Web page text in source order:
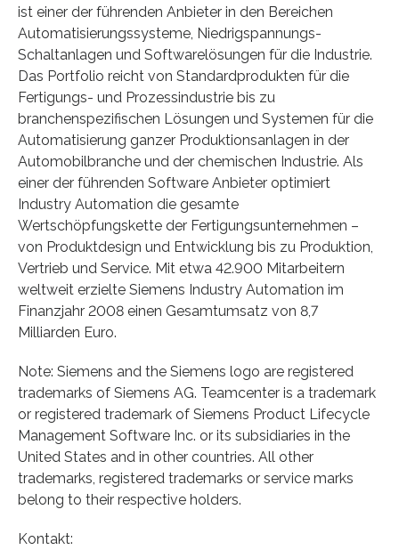
ist einer der führenden Anbieter in den Bereichen
Automatisierungssysteme, Niedrigspannungs-
Schaltanlagen und Softwarelösungen für die Industrie.
Das Portfolio reicht von Standardprodukten für die
Fertigungs- und Prozessindustrie bis zu
branchenspezifischen Lösungen und Systemen für die
Automatisierung ganzer Produktionsanlagen in der
Automobilbranche und der chemischen Industrie. Als
einer der führenden Software Anbieter optimiert
Industry Automation die gesamte
Wertschöpfungskette der Fertigungsunternehmen –
von Produktdesign und Entwicklung bis zu Produktion,
Vertrieb und Service. Mit etwa 42.900 Mitarbeitern
weltweit erzielte Siemens Industry Automation im
Finanzjahr 2008 einen Gesamtumsatz von 8,7
Milliarden Euro.
Note: Siemens and the Siemens logo are registered
trademarks of Siemens AG. Teamcenter is a trademark
or registered trademark of Siemens Product Lifecycle
Management Software Inc. or its subsidiaries in the
United States and in other countries. All other
trademarks, registered trademarks or service marks
belong to their respective holders.
Kontakt: